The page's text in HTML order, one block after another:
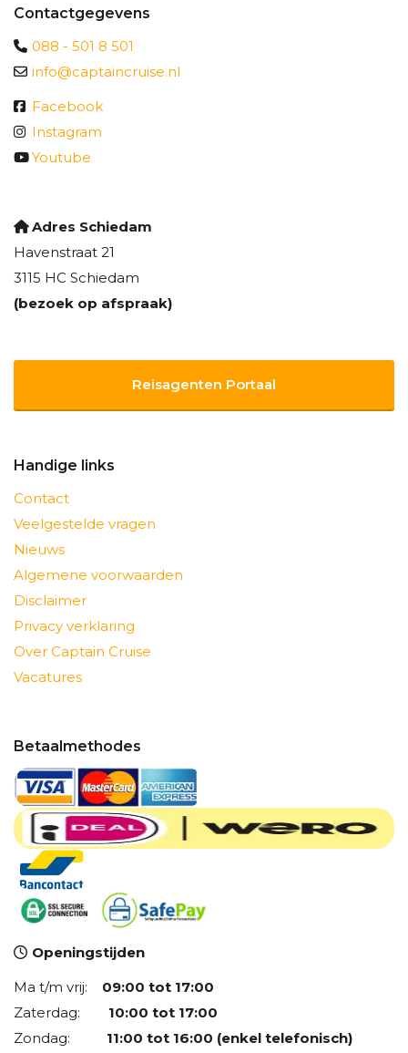
Contactgegevens
088 - 501 8 501
info@captaincruise.nl
Facebook
Instagram
Youtube
Adres Schiedam
Havenstraat 21
3115 HC Schiedam
(bezoek op afspraak)
Reisagenten Portaal
Handige links
Contact
Veelgestelde vragen
Nieuws
Algemene voorwaarden
Disclaimer
Privacy verklaring
Over Captain Cruise
Vacatures
Betaalmethodes
Openingstijden
Ma t/m vrij: 09:00 tot 17:00
Zaterdag: 10:00 tot 17:00
Zondag: 11:00 tot 16:00 (enkel telefonisch)